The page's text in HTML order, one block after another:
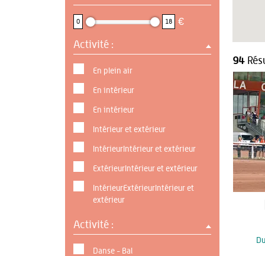
0 18 €
Activité :
En plein air
En intérieur
En intérieur
Intérieur et extérieur
IntérieurIntérieur et extérieur
ExtérieurIntérieur et extérieur
IntérieurExtérieurIntérieur et
extérieur
Activité :
Danse - Bal
94